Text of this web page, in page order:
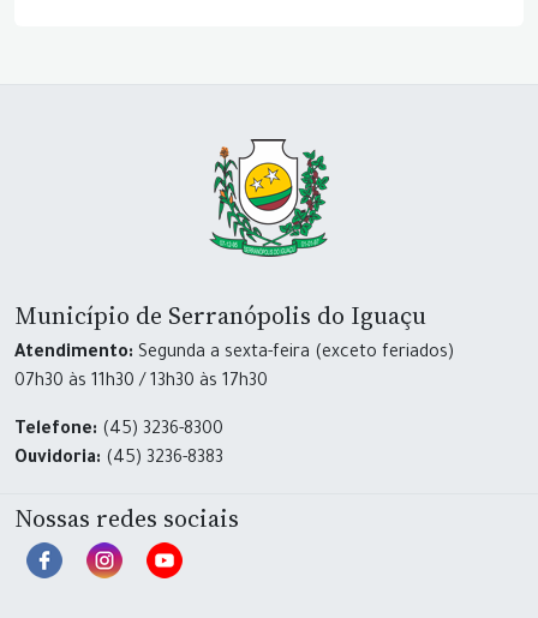
Município de Serranópolis do Iguaçu
Atendimento: Segunda a sexta-feira (exceto feriados)
07h30 às 11h30 / 13h30 às 17h30
Telefone: (45) 3236-8300
Ouvidoria: (45) 3236-8383
Nossas redes sociais